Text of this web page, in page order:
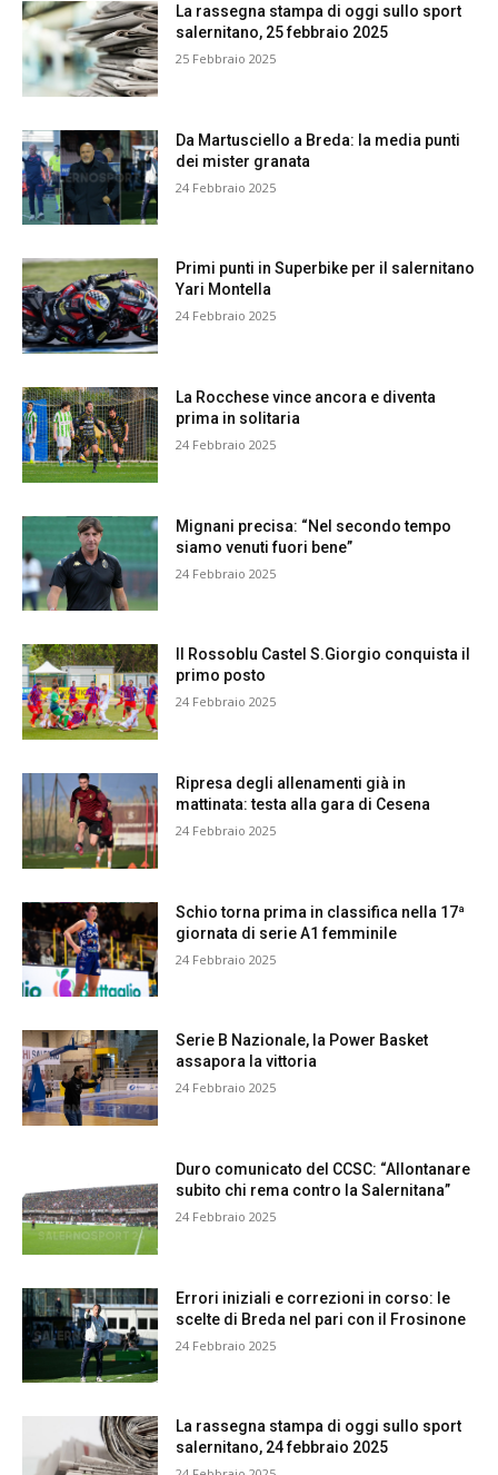
La rassegna stampa di oggi sullo sport
salernitano, 25 febbraio 2025
25 Febbraio 2025
Da Martusciello a Breda: la media punti
dei mister granata
24 Febbraio 2025
Primi punti in Superbike per il salernitano
Yari Montella
24 Febbraio 2025
La Rocchese vince ancora e diventa
prima in solitaria
24 Febbraio 2025
Mignani precisa: “Nel secondo tempo
siamo venuti fuori bene”
24 Febbraio 2025
Il Rossoblu Castel S.Giorgio conquista il
primo posto
24 Febbraio 2025
Ripresa degli allenamenti già in
mattinata: testa alla gara di Cesena
24 Febbraio 2025
Schio torna prima in classifica nella 17ª
giornata di serie A1 femminile
24 Febbraio 2025
Serie B Nazionale, la Power Basket
assapora la vittoria
24 Febbraio 2025
Duro comunicato del CCSC: “Allontanare
subito chi rema contro la Salernitana”
24 Febbraio 2025
Errori iniziali e correzioni in corso: le
scelte di Breda nel pari con il Frosinone
24 Febbraio 2025
La rassegna stampa di oggi sullo sport
salernitano, 24 febbraio 2025